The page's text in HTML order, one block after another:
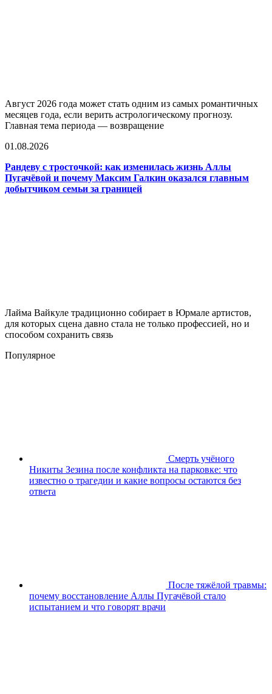
Август 2026 года может стать одним из самых романтичных
месяцев года, если верить астрологическому прогнозу.
Главная тема периода — возвращение
01.08.2026
Рандеву с тросточкой: как изменилась жизнь Аллы
Пугачёвой и почему Максим Галкин оказался главным
добытчиком семьи за границей
Лайма Вайкуле традиционно собирает в Юрмале артистов,
для которых сцена давно стала не только профессией, но и
способом сохранить связь
Популярное
Смерть учёного
Никиты Зезина после конфликта на парковке: что
известно о трагедии и какие вопросы остаются без
ответа
После тяжёлой травмы:
почему восстановление Аллы Пугачёвой стало
испытанием и что говорят врачи